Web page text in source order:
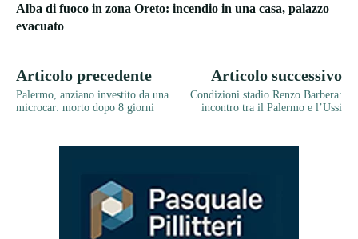
Alba di fuoco in zona Oreto: incendio in una casa, palazzo
evacuato
Articolo precedente
Palermo, anziano investito da una
microcar: morto dopo 8 giorni
Articolo successivo
Condizioni stadio Renzo Barbera:
incontro tra il Palermo e l’Ussi